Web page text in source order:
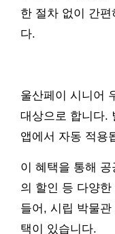
한 절차 없이 간
다.
울산페이 시니어
대상으로 합니다.
앱에서 자동 적용
이 혜택을 통해
의 할인 등 다양
들어, 시립 박물
택이 있습니다.